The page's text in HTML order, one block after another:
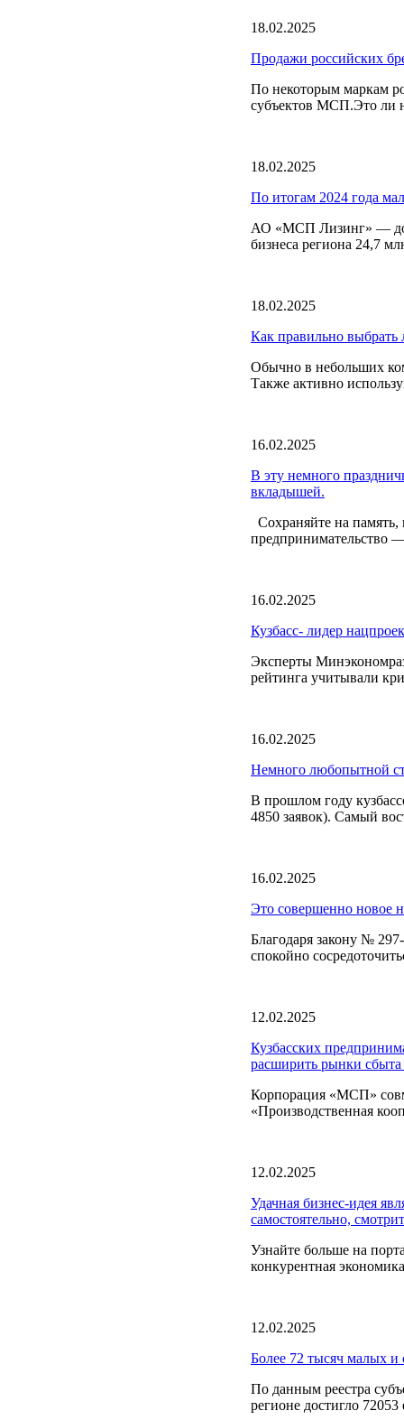
18.02.2025
Продажи российских
По некоторым маркам
субъектов МСП.Это ли
18.02.2025
По итогам 2024 года
АО «МСП Лизинг» —
бизнеса региона 24,7
18.02.2025
Как правильно выбрать
Обычно в небольших
Также активно
16.02.2025
В эту немного
вкладышей.
Сохраняйте на память,
предпринимательство
16.02.2025
Кузбасс- лидер
Эксперты
рейтинга учитывали
16.02.2025
Немного любопытной
В прошлом году
4850 заявок). Самый
16.02.2025
Это совершенно новое
Благодаря закону №
спокойно
12.02.2025
Кузбасских
расширить рынки
Корпорация «МСП»
«Производственная
12.02.2025
Удачная бизнес-идея
самостоятельно,
Узнайте больше на
конкурентная
12.02.2025
Более 72 тысяч малых и
По данным реестра
регионе достигло